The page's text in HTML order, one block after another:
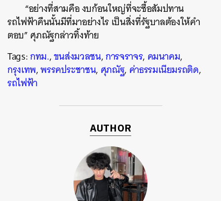
“อย่างที่สามคือ งบก้อนใหญ่ที่จะซื้อสัมปทาน
รถไฟฟ้าคืนนั้นมีที่มาอย่างไร เป็นสิ่งที่รัฐบาลต้องให้คำ
ตอบ” ศุภณัฐกล่าวทิ้งท้าย
Tags:กทม.,ขนส่งมวลชน,การจราจร, คมนาคม,
กรุงเทพ,พรรคประชาชน, ศุภณัฐ, ค่าธรรมเนียมรถติด,
รถไฟฟ้า
AUTHOR